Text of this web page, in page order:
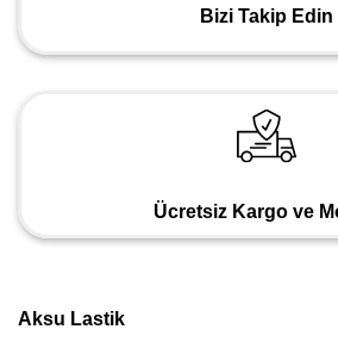
Bizi Takip Edin
Ücretsiz Kargo ve
Aksu Lastik